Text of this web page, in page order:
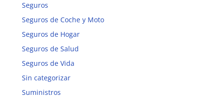
Seguros
Seguros de Coche y Moto
Seguros de Hogar
Seguros de Salud
Seguros de Vida
Sin categorizar
Suministros